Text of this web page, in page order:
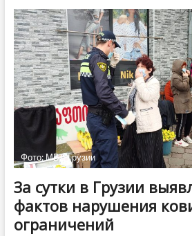
Фото: МВД Грузии
За сутки в Грузии
фактов нарушения
ограничений